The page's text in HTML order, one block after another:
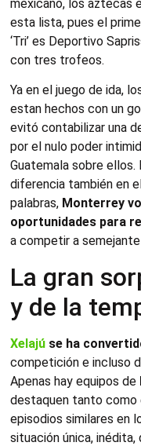
mexicano, los aztecas
esta lista, pues el
‘Tri’ es Deportivo
con tres trofeos.
Ya en el juego de ida,
estan hechos con un
evitó contabilizar una
por el nulo poder
Guatemala sobre
diferencia también en
palabras, Monterrey
oportunidades para
a competir a semejante
La gran
y de la
Xelajú se ha
competición e incluso
Apenas hay equipos de
destaquen tanto como
episodios similares en
situación única,